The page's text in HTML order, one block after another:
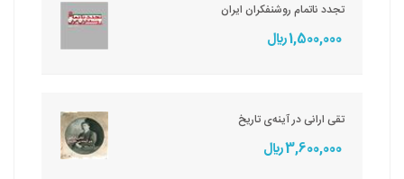
تجدد ناتمام روشنفکران ایران
1,500,000 ريال
تقی ارانی در آینه‌ی تاریخ
3,600,000 ريال